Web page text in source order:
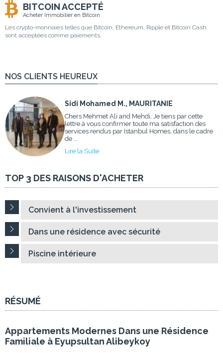
BITCOIN ACCEPTÉ
Acheter Immobilier en Bitcoin
Les crypto-monnaies telles que Bitcoin, Ethereum, Ripple et Bitcoin Cash
sont acceptées comme paiements.
NOS CLIENTS HEUREUX
Sidi Mohamed M., MAURITANIE
Chers Mehmet Ali and Mehdi, Je tiens par cette
lettre à vous confirmer toute ma satisfaction des
services rendus par Istanbul Homes, dans le cadre
de ...
Lire la Suite
TOP 3 DES RAISONS D'ACHETER
Convient à l'investissement
Dans une résidence avec sécurité
Piscine intérieure
RÉSUMÉ
Appartements Modernes Dans une Résidence
Familiale à Eyupsultan Alibeykoy